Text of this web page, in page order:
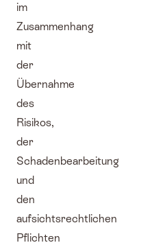
im
Zusammenhang
mit
der
Übernahme
des
Risikos,
der
Schadenbearbeitung
und
den
aufsichtsrechtlichen
Pflichten